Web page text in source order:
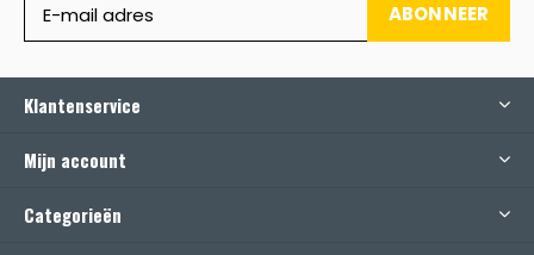
ABONNEER
Klantenservice
Mijn account
Categorieën